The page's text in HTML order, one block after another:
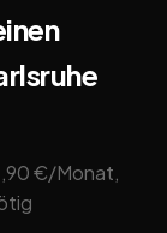
€/Monat,